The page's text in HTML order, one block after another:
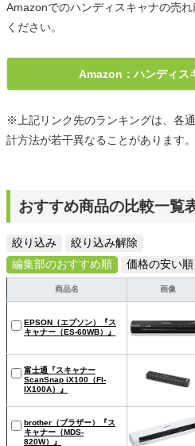
Amazonでのハンディスキャナの売
ください。
Amazon：ハンディス
※上記リンク先のランキングは、各
計方法が若干異なることがあります。
おすすめ商品の比較一覧
絞り込み
絞り込み解除
編集部のおすすめ順
価格の安い順
商品名 画像
EPSON（エプソン）『ス
キャナー（ES-60WB）』
富士通『スキャナー
ScanSnap iX100（FI-
IX100A）』
brother（ブラザー）『ス
キャナー（MDS-
820W）』